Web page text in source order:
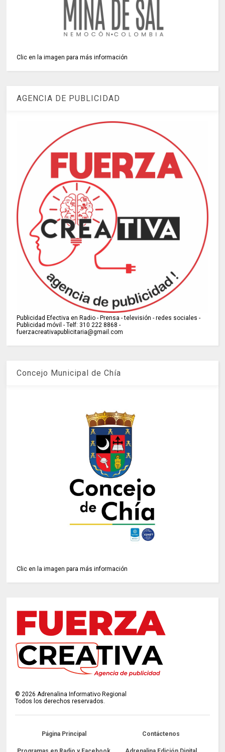
Clic en la imagen para más información
AGENCIA DE PUBLICIDAD
Publicidad Efectiva en Radio - Prensa - televisión - redes sociales -
Publicidad móvil - Telf: 310 222 8868 -
fuerzacreativapublicitaria@gmail.com
Concejo Municipal de Chía
Clic en la imagen para más información
©2026 Adrenalina Informativo Regional
Todos los derechos reservados.
Página Principal Contáctenos